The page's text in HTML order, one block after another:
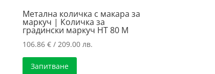
Метална количка с макара за
маркуч | Количка за
градински маркуч HT 80 M
106.86€ / 209.00 лв.
Запитване